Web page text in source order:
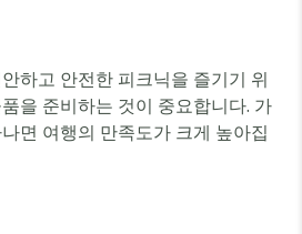
하고 안전한 피크닉을 즐기기 위
을 준비하는 것이 중요합니다. 가
면 여행의 만족도가 크게 높아집